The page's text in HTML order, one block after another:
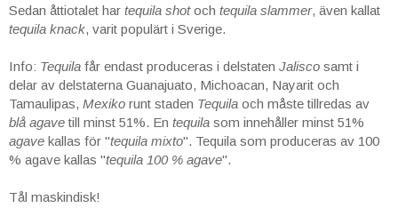
Sedan åttiotalet har tequila shotoch tequila slammer, även kallat
tequila knack, varit populärt i Sverige.
Info: Tequila får endast produceras i delstaten Jalisco samt i
delar av delstaterna Guanajuato, Michoacan, Nayarit och
Tamaulipas, Mexiko runt staden Tequila och måste tillredas av
blå agavetill minst 51%. En tequila som innehåller minst 51%
agave kallas för "tequila mixto". Tequila som produceras av 100
% agave kallas "tequila 100 % agave".
Tål maskindisk!